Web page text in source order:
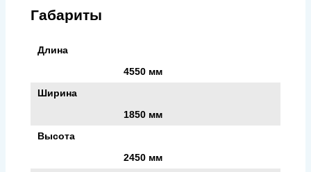
Габариты
Длина
4550 мм
Ширина
1850 мм
Высота
2450 мм